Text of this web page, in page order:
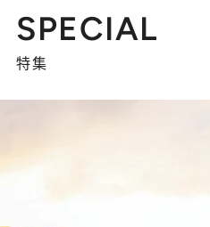
SPECIAL
特集